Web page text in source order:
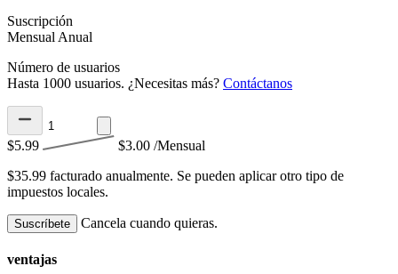
Suscripción
Mensual Anual
Número de usuarios
Hasta 1000 usuarios. ¿Necesitas más? Contáctanos
$5.99 $3.00 /Mensual
$35.99 facturado anualmente. Se pueden aplicar otro tipo de
impuestos locales.
Suscríbete Cancela cuando quieras.
ventajas